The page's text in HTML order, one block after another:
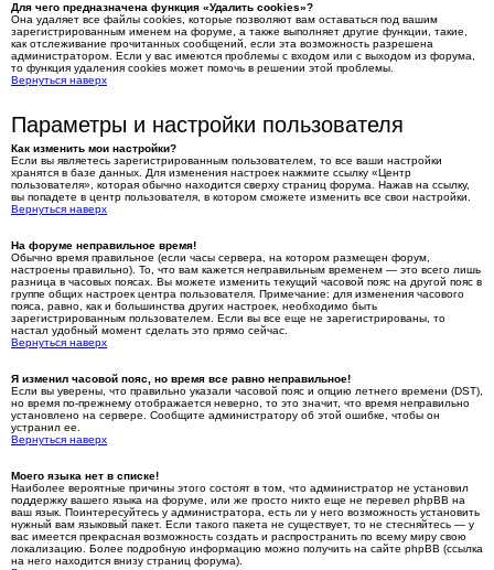
Для чего предназначена функция «Удалить cookies»?
Она удаляет все файлы cookies, которые позволяют вам оставаться под вашим
зарегистрированным именем на форуме, а также выполняет другие функции, такие,
как отслеживание прочитанных сообщений, если эта возможность разрешена
администратором. Если у вас имеются проблемы с входом или с выходом из форума,
то функция удаления cookies может помочь в решении этой проблемы.
Вернуться наверх
Параметры и настройки пользователя
Как изменить мои настройки?
Если вы являетесь зарегистрированным пользователем, то все ваши настройки
хранятся в базе данных. Для изменения настроек нажмите ссылку «Центр
пользователя», которая обычно находится сверху страниц форума. Нажав на ссылку,
вы попадете в центр пользователя, в котором сможете изменить все свои настройки.
Вернуться наверх
На форуме неправильное время!
Обычно время правильное (если часы сервера, на котором размещен форум,
настроены правильно). То, что вам кажется неправильным временем — это всего лишь
разница в часовых поясах. Вы можете изменить текущий часовой пояс на другой пояс в
группе общих настроек центра пользователя. Примечание: для изменения часового
пояса, равно, как и большинства других настроек, необходимо быть
зарегистрированным пользователем. Если вы все еще не зарегистрированы, то
настал удобный момент сделать это прямо сейчас.
Вернуться наверх
Я изменил часовой пояс, но время все равно неправильное!
Если вы уверены, что правильно указали часовой пояс и опцию летнего времени (DST),
но время по-прежнему отображается неверно, то это значит, что время неправильно
установлено на сервере. Сообщите администратору об этой ошибке, чтобы он
устранил ее.
Вернуться наверх
Моего языка нет в списке!
Наиболее вероятные причины этого состоят в том, что администратор не установил
поддержку вашего языка на форуме, или же просто никто еще не перевел phpBB на
ваш язык. Поинтересуйтесь у администратора, есть ли у него возможность установить
нужный вам языковый пакет. Если такого пакета не существует, то не стесняйтесь — у
вас имеется прекрасная возможность создать и распространить по всему миру свою
локализацию. Более подробную информацию можно получить на сайте phpBB (ссылка
на него находится внизу страниц форума).